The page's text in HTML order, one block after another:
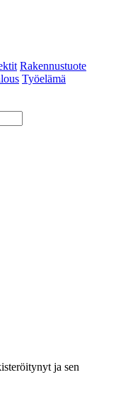
Rakennustuote
Työelämä
ja sen